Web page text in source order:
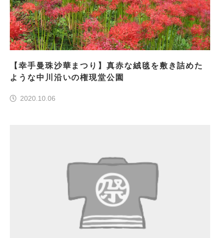
【幸手曼珠沙華まつり】真赤な絨毯を敷き詰めた
ような中川沿いの権現堂公園
2020.10.06